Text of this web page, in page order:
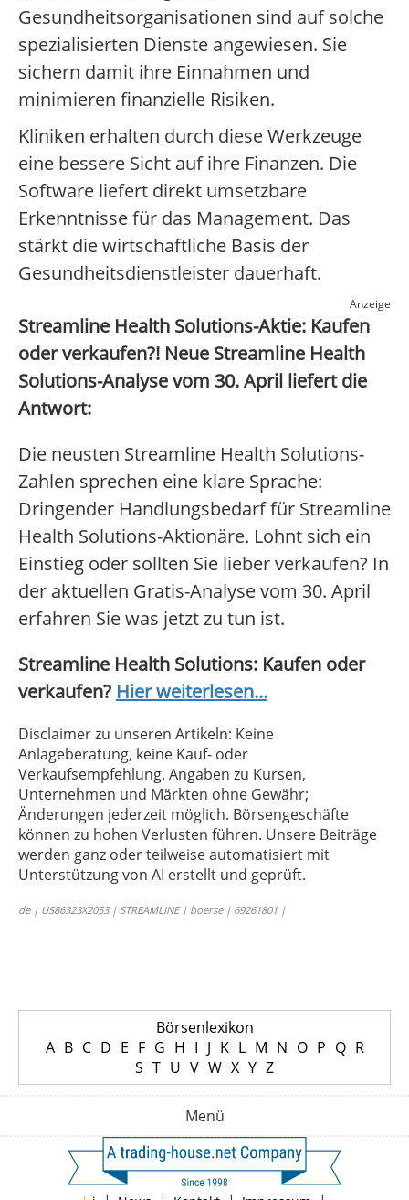
Gesundheitsorganisationen sind auf solche
spezialisierten Dienste angewiesen. Sie
sichern damit ihre Einnahmen und
minimieren finanzielle Risiken.
Kliniken erhalten durch diese Werkzeuge
eine bessere Sicht auf ihre Finanzen. Die
Software liefert direkt umsetzbare
Erkenntnisse für das Management. Das
stärkt die wirtschaftliche Basis der
Gesundheitsdienstleister dauerhaft.
Anzeige
Streamline Health Solutions-Aktie: Kaufen
oder verkaufen?! Neue Streamline Health
Solutions-Analyse vom 30. April liefert die
Antwort:
Die neusten Streamline Health Solutions-
Zahlen sprechen eine klare Sprache:
Dringender Handlungsbedarf für Streamline
Health Solutions-Aktionäre. Lohnt sich ein
Einstieg oder sollten Sie lieber verkaufen? In
der aktuellen Gratis-Analyse vom 30. April
erfahren Sie was jetzt zu tun ist.
Streamline Health Solutions: Kaufen oder
verkaufen? Hier weiterlesen...
Disclaimer zu unseren Artikeln: Keine
Anlageberatung, keine Kauf- oder
Verkaufsempfehlung. Angaben zu Kursen,
Unternehmen und Märkten ohne Gewähr;
Änderungen jederzeit möglich. Börsengeschäfte
können zu hohen Verlusten führen. Unsere Beiträge
werden ganz oder teilweise automatisiert mit
Unterstützung von AI erstellt und geprüft.
de | US86323X2053 | STREAMLINE | boerse | 69261801 |
Börsenlexikon
A B C D E F G H I J K L M N O P Q R
S T U V W X Y Z
Menü